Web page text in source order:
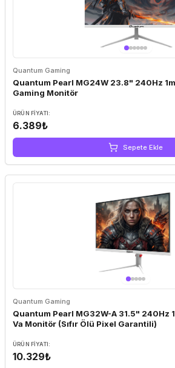
Quantum Gaming
Quantum Pearl MG24W 23.8" 240Hz
Gaming Monitör
ÜRÜN FIYATI:
6.389₺
Sepete Ekle
Quantum Gaming
Quantum Pearl MG32W-A 31.5" 240Hz
Va Monitör (Sıfır Ölü Pixel Garantili)
ÜRÜN FIYATI:
10.329₺